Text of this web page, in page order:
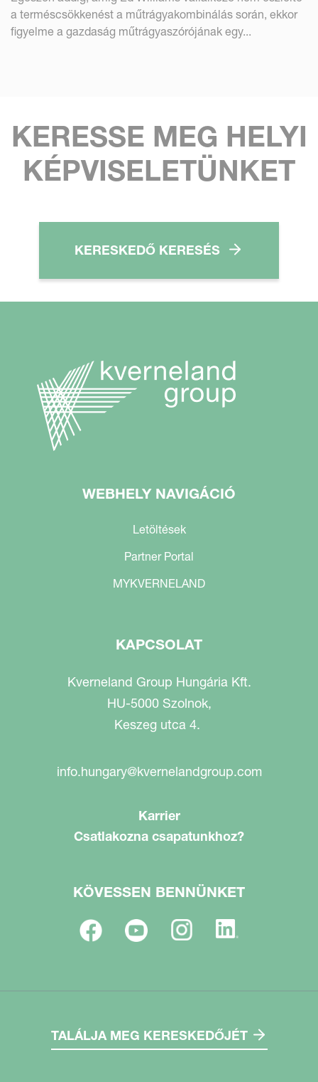
a terméscsökkenést a műtrágyakombinálás során, ekkor
figyelme a gazdaság műtrágyaszórójának egy...
KERESSE MEG HELYI
KÉPVISELETÜNKET
KERESKEDŐ KERESÉS
WEBHELY NAVIGÁCIÓ
Letöltések
Partner Portal
MYKVERNELAND
KAPCSOLAT
Kverneland Group Hungária Kft.
HU-5000 Szolnok,
Keszeg utca 4.
info.hungary@kvernelandgroup.com
Karrier
Csatlakozna csapatunkhoz?
KÖVESSEN BENNÜNKET
TALÁLJA MEG KERESKEDŐJÉT